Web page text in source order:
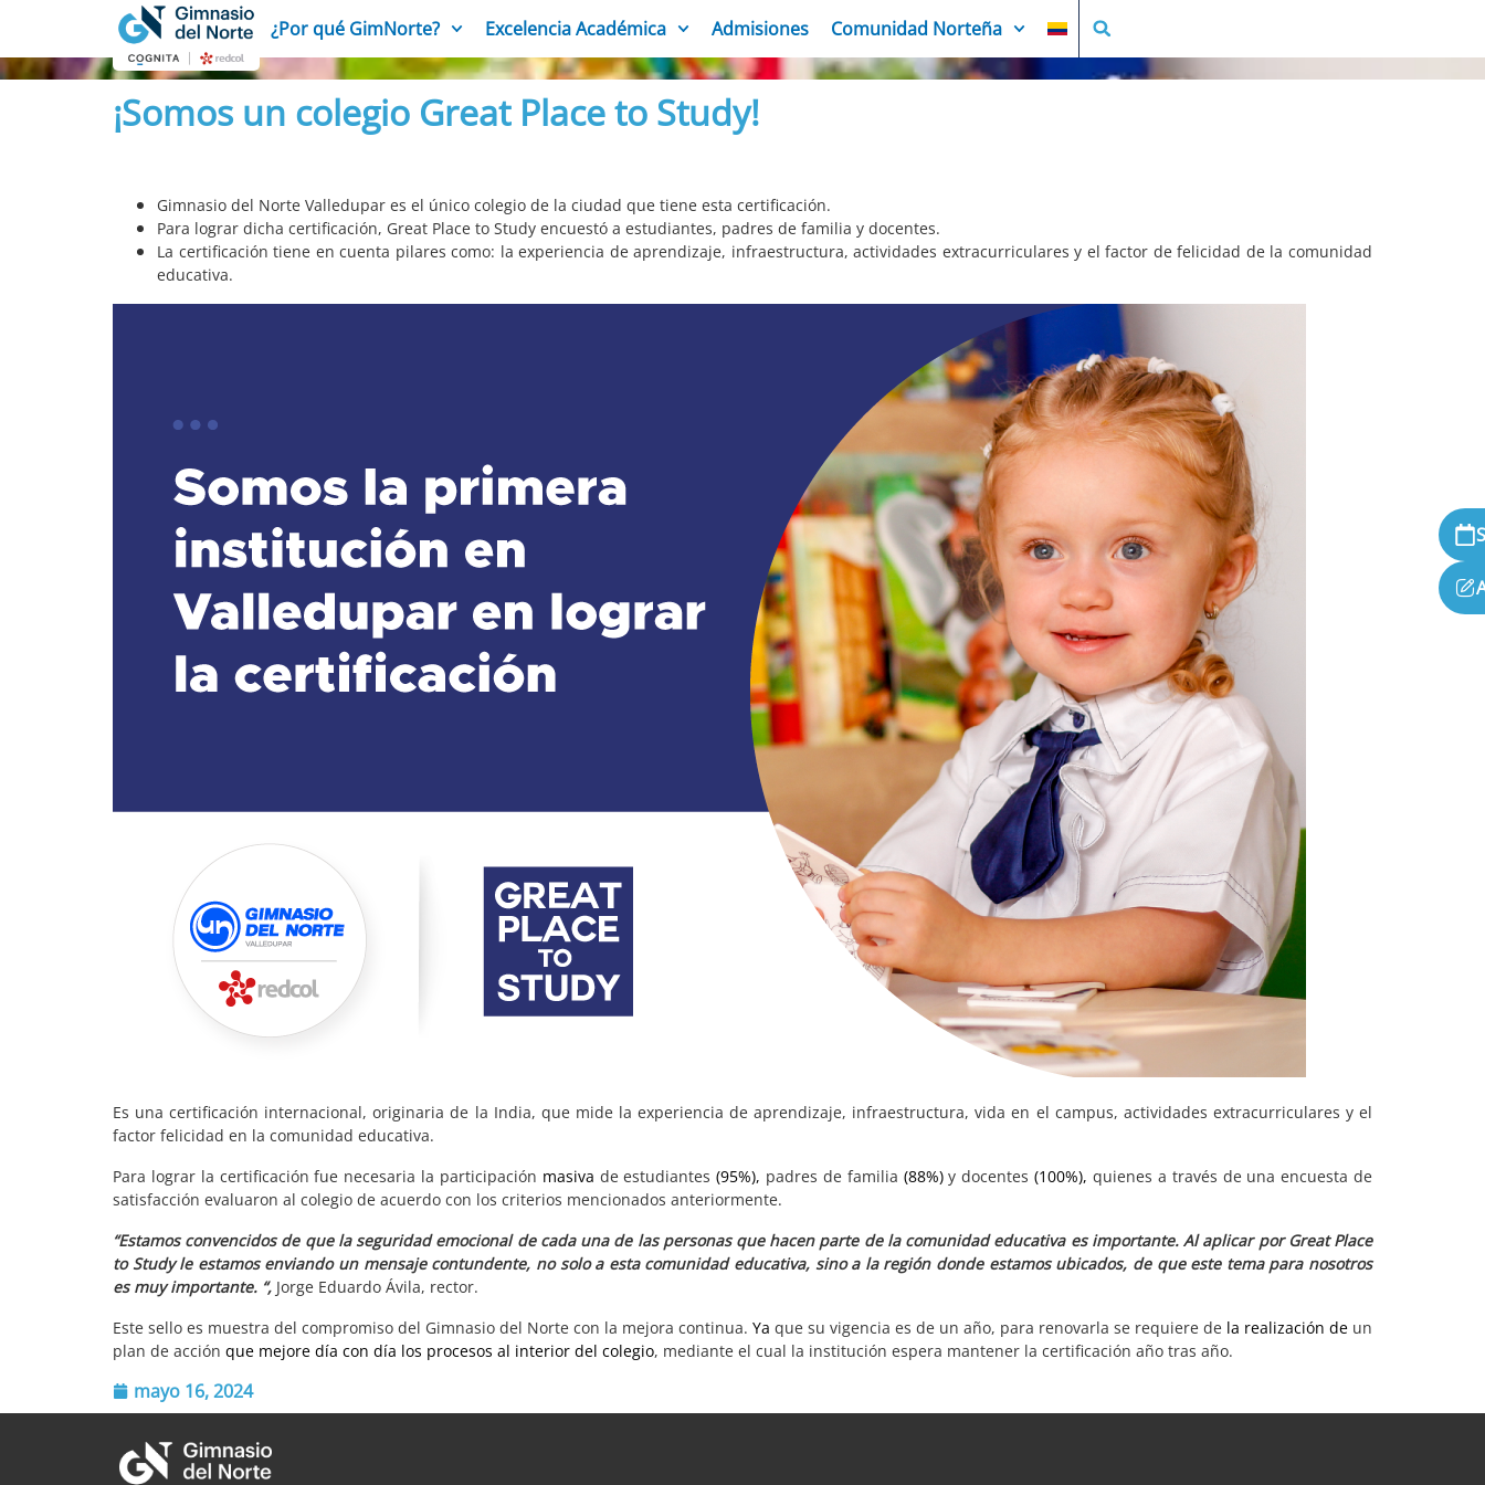
¿Por qué GimNorte? Excelencia Académica Admisiones Comunidad Norteña
¡Somos un colegio Great Place to Study!
Gimnasio del Norte Valledupar es el único colegio de la ciudad que tiene esta certificación.
Para lograr dicha certificación, Great Place to Study encuestó a estudiantes, padres de familia y docentes.
La certificación tiene en cuenta pilares como: la experiencia de aprendizaje, infraestructura, actividades extracurriculares y el factor de felicidad de la comunidad
educativa.
Es una certificación internacional, originaria de la India, que mide la experiencia de aprendizaje, infraestructura, vida en el campus, actividades extracurriculares y el
factor felicidad en la comunidad educativa.
Para lograr la certificación fue necesaria la participación masiva de estudiantes(95%), padres de familia (88%)y docentes(100%),quienes a través de una encuesta de
satisfacción evaluaron al colegio de acuerdo con los criterios mencionados anteriormente.
“Estamos convencidos de que la seguridad emocional de cada una de las personas que hacen parte de la comunidad educativa es importante. Al aplicar por Great Place
to Study le estamos enviando un mensaje contundente, no solo a esta comunidad educativa, sino a la región donde estamos ubicados, de que este tema para nosotros
es muy importante. “, Jorge Eduardo Ávila, rector.
Este sello es muestra del compromiso del Gimnasio del Norte con la mejora continua. Ya que su vigencia es de un año, para renovarla se requiere de la realización de un
plan de acción que mejore día con día los procesos al interior del colegio, mediante el cual la institución espera mantener la certificación año tras año.
mayo 16, 2024